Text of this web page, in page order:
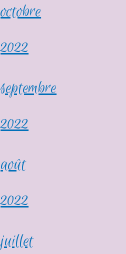
octobre
2022
septembre
2022
août
2022
juillet